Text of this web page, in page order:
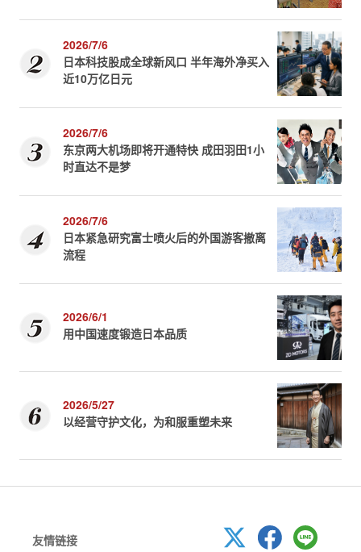
2026/7/6
日本科技股成全球新风口 半年海外净买入
近10万亿日元
2026/7/6
东京两大机场即将开通特快 成田羽田1小
时直达不是梦
2026/7/6
日本紧急研究富士喷火后的外国游客撤离
流程
2026/6/1
用中国速度锻造日本品质
2026/5/27
以经营守护文化，为和服重塑未来
友情链接